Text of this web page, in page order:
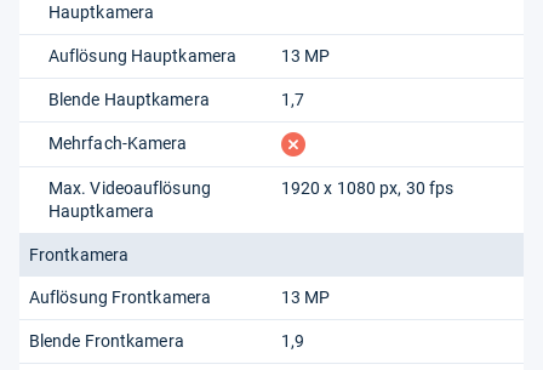
Hauptkamera
Auflösung Hauptkamera 13 MP
Blende Hauptkamera 1,7
Mehrfach-Kamera fehlt
Max. Videoauflösung
Hauptkamera
1920 x 1080 px, 30 fps
Frontkamera
Auflösung Frontkamera 13 MP
Blende Frontkamera 1,9